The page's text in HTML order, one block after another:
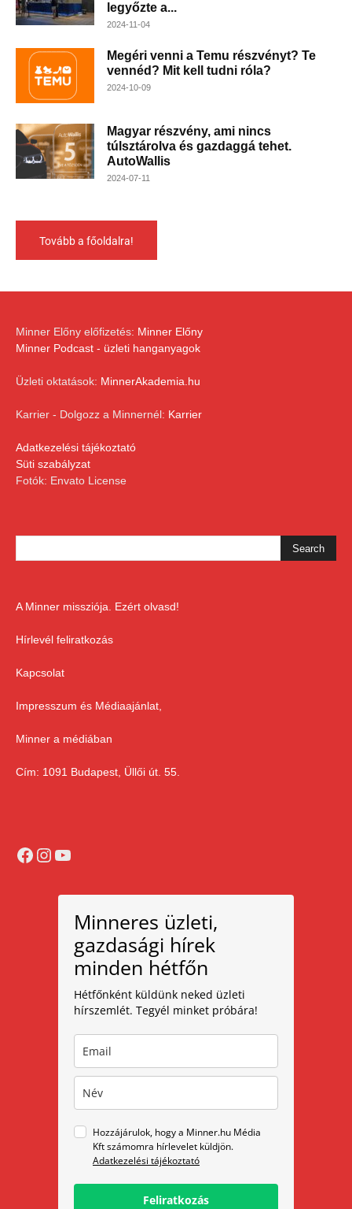
legyőzte a...
2024-11-04
Megéri venni a Temu részvényt? Te
vennéd? Mit kell tudni róla?
2024-10-09
Magyar részvény, ami nincs
túlsztárolva és gazdaggá tehet.
AutoWallis
2024-07-11
Tovább a főoldalra!
Minner Előny előfizetés: Minner Előny
Minner Podcast - üzleti hanganyagok
Üzleti oktatások: MinnerAkademia.hu
Karrier - Dolgozz a Minnernél: Karrier
Adatkezelési tájékoztató
Süti szabályzat
Fotók: Envato License
A Minner missziója. Ezért olvasd!
Hírlevél feliratkozás
Kapcsolat
Impresszum és Médiaajánlat,
Minner a médiában
Cím: 1091 Budapest, Üllői út. 55.
Facebook
Instagram
YouTube
Minneres üzleti,
gazdasági hírek
minden hétfőn
Hétfőnként küldünk neked üzleti
hírszemlét. Tegyél minket próbára!
Hozzájárulok, hogy a Minner.hu Média
Kft számomra hírlevelet küldjön.
Adatkezelési tájékoztató
Feliratkozás